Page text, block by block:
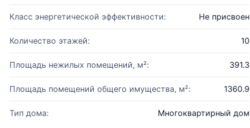
Класс энергетической эффективности: Не присвоен
Количество этажей: 10
Площадь нежилых помещений, м²: 391.3
Площадь помещений общего имущества, м²: 1360.9
Тип дома: Многоквартирный дом